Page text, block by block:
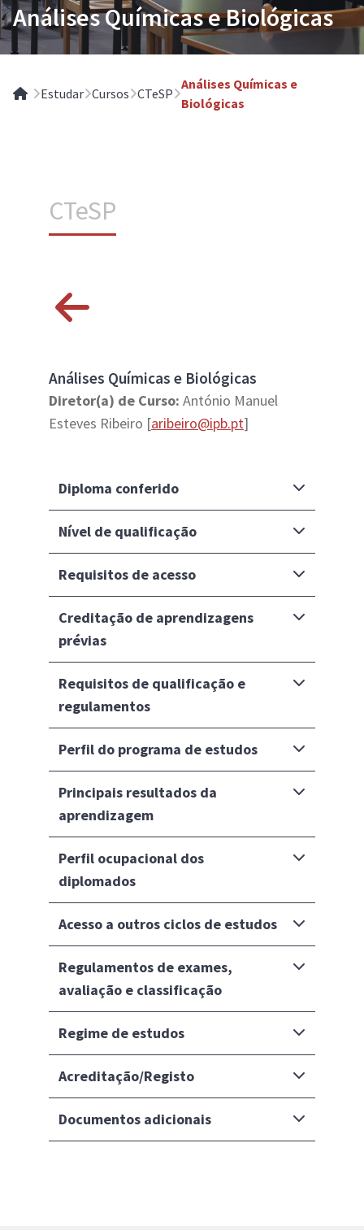
Análises Químicas e Biológicas
Home
Estudar Cursos CTeSP
Análises Químicas e
Biológicas
CTeSP
Análises Químicas e Biológicas
Diretor(a) de Curso: António Manuel
Esteves Ribeiro [aribeiro@ipb.pt]
Diploma conferido
Nível de qualificação
Requisitos de acesso
Creditação de aprendizagens
prévias
Requisitos de qualificação e
regulamentos
Perfil do programa de estudos
Principais resultados da
aprendizagem
Perfil ocupacional dos
diplomados
Acesso a outros ciclos de estudos
Regulamentos de exames,
avaliação e classificação
Regime de estudos
Acreditação/Registo
Documentos adicionais